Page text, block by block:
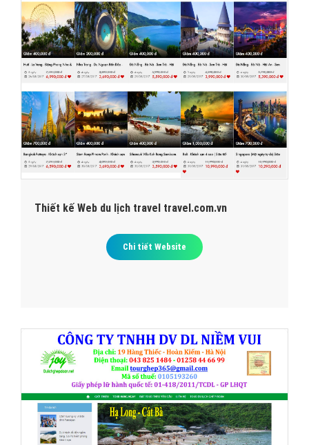
Thiết kế Web du lịch travel travel.com.vn
Chi tiết Website